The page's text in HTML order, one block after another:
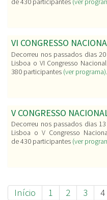
VI CONGRESSO
Decorreu nos passados dias
Lisboa o VI Congresso
380 participantes (ver programa).
V CONGRESSO
Decorreu nos passados dias
Lisboa o V Congresso
de 430 participantes (ver
Início 1 2 3 4